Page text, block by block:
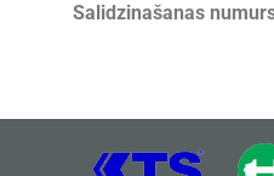
Salidzinašanas